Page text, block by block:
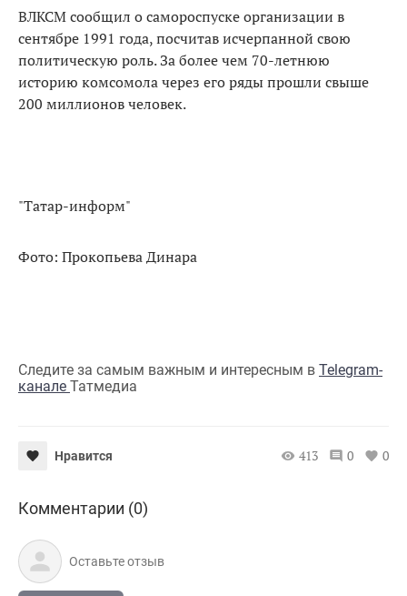
ВЛКСМ сообщил о самороспуске организации в
сентябре 1991 года, посчитав исчерпанной свою
политическую роль. За более чем 70-летнюю
историю комсомола через его ряды прошли свыше
200 миллионов человек.
"Татар-информ"
Фото: Прокопьева Динара
Следите за самым важным и интересным в Telegram-
канале Татмедиа
Нравится 413 0 0
Комментарии (0)